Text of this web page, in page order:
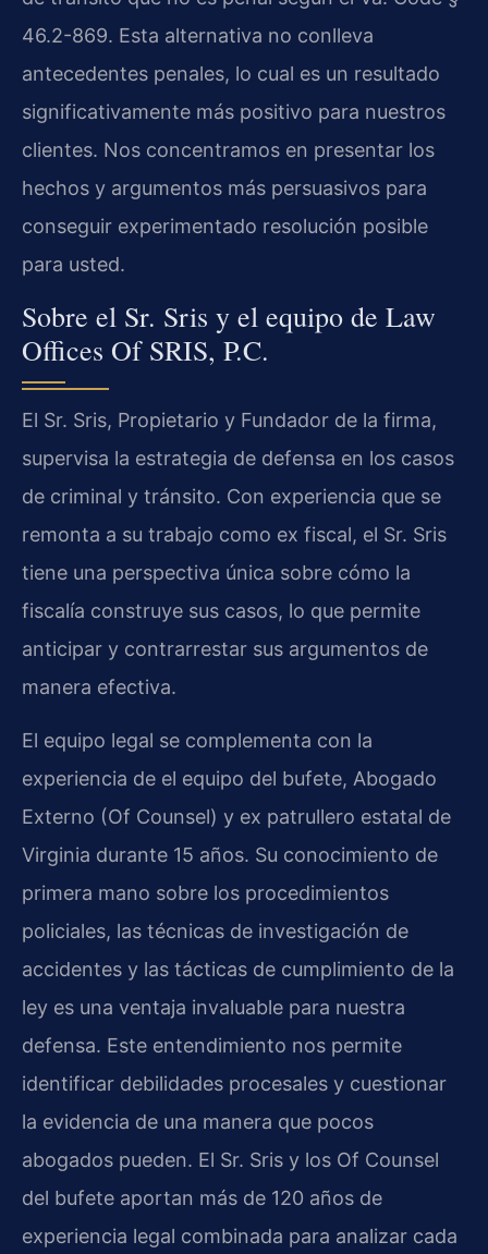
46.2-869. Esta alternativa no conlleva
antecedentes penales, lo cual es un resultado
significativamente más positivo para nuestros
clientes. Nos concentramos en presentar los
hechos y argumentos más persuasivos para
conseguir experimentado resolución posible
para usted.
Sobre el Sr. Sris y el equipo de Law
Offices Of SRIS, P.C.
El Sr. Sris, Propietario y Fundador de la firma,
supervisa la estrategia de defensa en los casos
de criminal y tránsito. Con experiencia que se
remonta a su trabajo como ex fiscal, el Sr. Sris
tiene una perspectiva única sobre cómo la
fiscalía construye sus casos, lo que permite
anticipar y contrarrestar sus argumentos de
manera efectiva.
El equipo legal se complementa con la
experiencia de el equipo del bufete, Abogado
Externo (Of Counsel) y ex patrullero estatal de
Virginia durante 15 años. Su conocimiento de
primera mano sobre los procedimientos
policiales, las técnicas de investigación de
accidentes y las tácticas de cumplimiento de la
ley es una ventaja invaluable para nuestra
defensa. Este entendimiento nos permite
identificar debilidades procesales y cuestionar
la evidencia de una manera que pocos
abogados pueden. El Sr. Sris y los Of Counsel
del bufete aportan más de 120 años de
experiencia legal combinada para analizar cada